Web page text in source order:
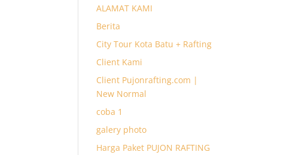
ALAMAT KAMI
Berita
City Tour Kota Batu + Rafting
Client Kami
Client Pujonrafting.com |
New Normal
coba 1
galery photo
Harga Paket PUJON RAFTING